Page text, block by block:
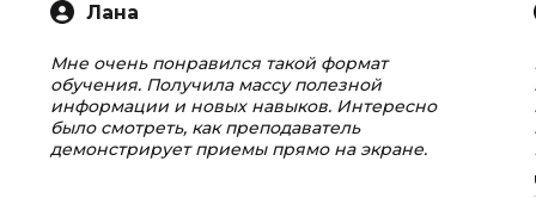
Лана
Мне очень понравился такой формат
обучения. Получила массу полезной
информации и новых навыков. Интересно
было смотреть, как преподаватель
демонстрирует приемы прямо на экране.